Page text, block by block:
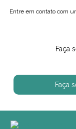
Entre em contato com
Faça
Faça